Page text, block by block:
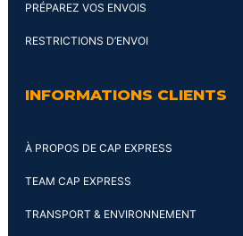
PRÉPAREZ VOS ENVOIS
RESTRICTIONS D’ENVOI
INFORMATIONS CLIENTS
À PROPOS DE CAP EXPRESS
TEAM CAP EXPRESS
TRANSPORT & ENVIRONNEMENT